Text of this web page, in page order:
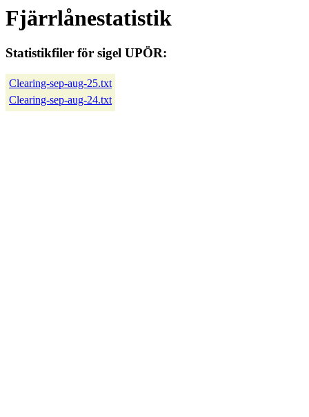
Fjärrlånestatistik
Statistikfiler för sigel UPÖR:
Clearing-sep-aug-25.txt
Clearing-sep-aug-24.txt